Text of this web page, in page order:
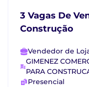
3 Vagas De
Construção
Vendedor de
GIMENEZ
PARA
Presencial